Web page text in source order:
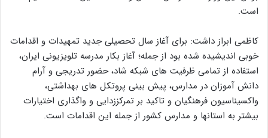
است.
کاظمی ابراز داشت: برای آغاز سال تحصیلی جدید تمهیدات و اقدامات
خوبی اندیشیده شده بود از جمله؛ آغاز بکار مدرسه تلویزیونی ایران،
استفاده از تمامی ظرفیت های شبکه شاد، حضور تدریجی و آرام
دانش آموزان در مدارس، پیش بینی پروتکل های بهداشتی،
واکسیناسیون فرهنگیان و تاکید بر تمرکززدایی و واگذاری اختیارات
بیشتر به استانها و مدارس کشور از جمله این اقدامات است.